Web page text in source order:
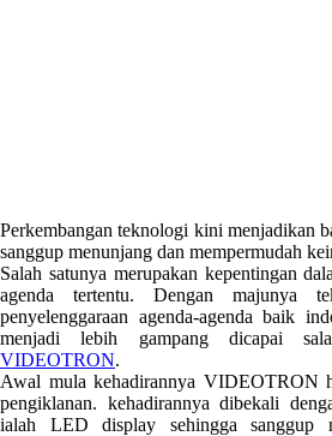
Perkembangan teknologi kini menjadikan
sanggup menunjang dan mempermudah
Salah satunya merupakan kepentingan
agenda tertentu. Dengan majunya
penyelenggaraan agenda-agenda baik
menjadi lebih gampang dicapai
VIDEOTRON.
Awal mula kehadirannya VIDEOTRON
pengiklanan. kehadirannya dibekali
ialah LED display sehingga sanggup